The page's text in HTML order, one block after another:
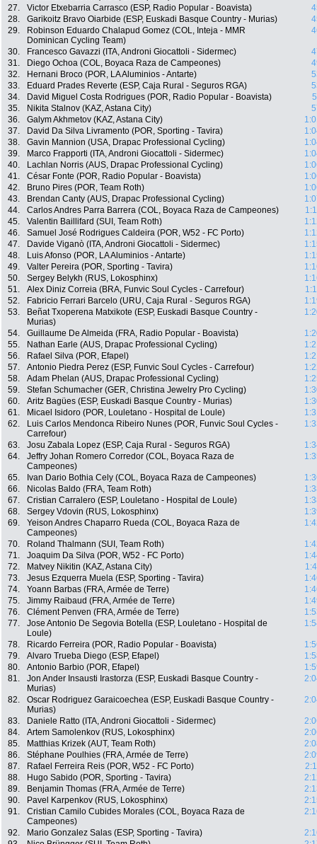
27.
Victor Etxebarria Carrasco (ESP, Radio Popular - Boavista)
28.
Garikoitz Bravo Oiarbide (ESP, Euskadi Basque Country - Murias)
29.
Robinson Eduardo Chalapud Gomez (COL, Inteja - MMR
Dominican Cycling Team)
30. Francesco Gavazzi (ITA, Androni Giocattoli - Sidermec)
31.
Diego Ochoa (COL, Boyaca Raza de Campeones)
32.
Hernani Broco (POR, LA Aluminios - Antarte)
33.
Eduard Prades Reverte (ESP, Caja Rural - Seguros RGA)
34.
David Miguel Costa Rodrigues (POR, Radio Popular - Boavista)
35.
Nikita Stalnov (KAZ, Astana City)
36.
Galym Akhmetov (KAZ, Astana City)
37.
David Da Silva Livramento (POR, Sporting - Tavira)
38.
Gavin Mannion (USA, Drapac Professional Cycling)
39.
Marco Frapporti (ITA, Androni Giocattoli - Sidermec)
40.
Lachlan Norris (AUS, Drapac Professional Cycling)
41.
César Fonte (POR, Radio Popular - Boavista)
42.
Bruno Pires (POR, Team Roth)
43.
Brendan Canty (AUS, Drapac Professional Cycling)
44.
Carlos Andres Parra Barrera (COL, Boyaca Raza de Campeones)
45.
Valentin Baillifard (SUI, Team Roth)
46.
Samuel José Rodrigues Caldeira (POR, W52 - FC Porto)
47.
Davide Viganò (ITA, Androni Giocattoli - Sidermec)
48.
Luis Afonso (POR, LA Aluminios - Antarte)
49.
Valter Pereira (POR, Sporting - Tavira)
50.
Sergey Belykh (RUS, Lokosphinx)
51.
Alex Diniz Correia (BRA, Funvic Soul Cycles - Carrefour)
52.
Fabricio Ferrari Barcelo (URU, Caja Rural - Seguros RGA)
53.
Beñat Txoperena Matxikote (ESP, Euskadi Basque Country -
Murias)
54. Guillaume De Almeida (FRA, Radio Popular - Boavista)
55.
Nathan Earle (AUS, Drapac Professional Cycling)
56.
Rafael Silva (POR, Efapel)
57.
Antonio Piedra Perez (ESP, Funvic Soul Cycles - Carrefour)
58.
Adam Phelan (AUS, Drapac Professional Cycling)
59.
Stefan Schumacher (GER, Christina Jewelry Pro Cycling)
60.
Aritz Bagües (ESP, Euskadi Basque Country - Murias)
61.
Micael Isidoro (POR, Louletano - Hospital de Loule)
62.
Luis Carlos Mendonca Ribeiro Nunes (POR, Funvic Soul Cycles -
Carrefour)
63. Josu Zabala Lopez (ESP, Caja Rural - Seguros RGA)
64.
Jeffry Johan Romero Corredor (COL, Boyaca Raza de
Campeones)
65. Ivan Dario Bothia Cely (COL, Boyaca Raza de Campeones)
66.
Nicolas Baldo (FRA, Team Roth)
67.
Cristian Carralero (ESP, Louletano - Hospital de Loule)
68.
Sergey Vdovin (RUS, Lokosphinx)
69.
Yeison Andres Chaparro Rueda (COL, Boyaca Raza de
Campeones)
70. Roland Thalmann (SUI, Team Roth)
71.
Joaquim Da Silva (POR, W52 - FC Porto)
72.
Matvey Nikitin (KAZ, Astana City)
73.
Jesus Ezquerra Muela (ESP, Sporting - Tavira)
74.
Yoann Barbas (FRA, Armée de Terre)
75.
Jimmy Raibaud (FRA, Armée de Terre)
76.
Clément Penven (FRA, Armée de Terre)
77.
Jose Antonio De Segovia Botella (ESP, Louletano - Hospital de
Loule)
78. Ricardo Ferreira (POR, Radio Popular - Boavista)
79.
Alvaro Trueba Diego (ESP, Efapel)
80.
Antonio Barbio (POR, Efapel)
81.
Jon Ander Insausti Irastorza (ESP, Euskadi Basque Country -
Murias)
82.
Oscar Rodriguez Garaicoechea (ESP, Euskadi Basque Country -
Murias)
83. Daniele Ratto (ITA, Androni Giocattoli - Sidermec)
84.
Artem Samolenkov (RUS, Lokosphinx)
85.
Matthias Krizek (AUT, Team Roth)
86.
Stéphane Poulhies (FRA, Armée de Terre)
87.
Rafael Ferreira Reis (POR, W52 - FC Porto)
88.
Hugo Sabido (POR, Sporting - Tavira)
89.
Benjamin Thomas (FRA, Armée de Terre)
90.
Pavel Karpenkov (RUS, Lokosphinx)
91.
Cristian Camilo Cubides Morales (COL, Boyaca Raza de
Campeones)
92. Mario Gonzalez Salas (ESP, Sporting - Tavira)